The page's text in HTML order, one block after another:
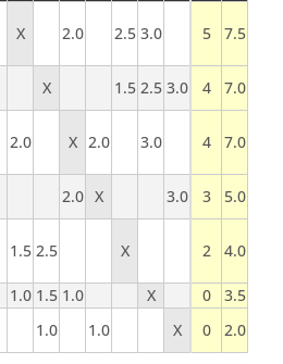
X 2.0 2.5 3.0 5 7.5
X 1.5 2.5 3.0 4 7.0
2.0 X 2.0 3.0 4 7.0
2.0 X 3.0 3 5.0
1.5 2.5 X 2 4.0
1.0 1.5 1.0 X 0
3.5
1.0 1.0 X 0 2.0